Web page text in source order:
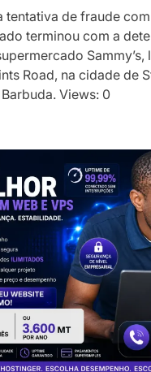
tentativa de fraude
terminou com a
Road, na cidade de
Views: 0